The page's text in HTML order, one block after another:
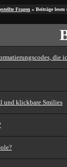
Fragen » Beiträge
die
und klickbare Smilies